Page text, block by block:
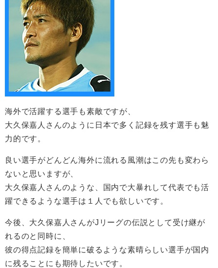
海外で活躍する選手も素敵ですが、
大久保嘉人さんのように日本で多く記録を残す選手も魅
力的です。
良い選手がどんどん海外に流れる風潮はこの先も変わら
ないと思いますが、
大久保嘉人さんのような、国内で大暴れして代表でも活
躍できるような選手は１人でも欲しいです。
今後、大久保嘉人さんがJリーグの伝説として受け継が
れるのと同時に、
彼の得点記録を簡単に破るような素晴らしい選手が国内
に残ることにも期待したいです。